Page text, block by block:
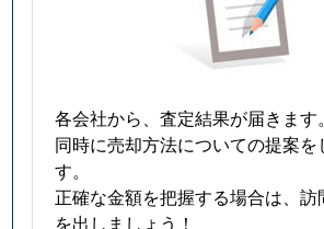
各会社から、査定結果が届きます。
同時に売却方法についての提案を
す。
正確な金額を把握する場合は、訪
を出しましょう！